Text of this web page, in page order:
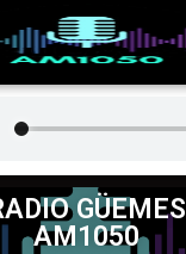
GÜEMES
AM1050